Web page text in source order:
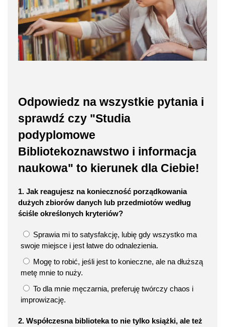
Odpowiedz na wszystkie pytania i
sprawdź czy "Studia
podyplomowe
Bibliotekoznawstwo i informacja
naukowa" to kierunek dla Ciebie!
1. Jak reagujesz na konieczność porządkowania
dużych zbiorów danych lub przedmiotów według
ściśle określonych kryteriów?
Sprawia mi to satysfakcję, lubię gdy wszystko ma
swoje miejsce i jest łatwe do odnalezienia.
Mogę to robić, jeśli jest to konieczne, ale na dłuższą
metę mnie to nuży.
To dla mnie męczarnia, preferuję twórczy chaos i
improwizację.
2. Współczesna biblioteka to nie tylko książki, ale też